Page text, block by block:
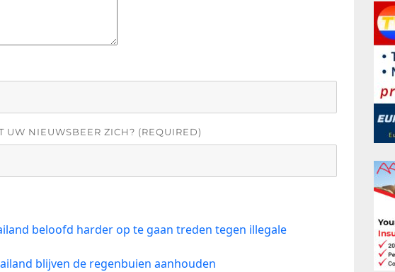
NIEUWSBEER ZICH? (REQUIRED)
beloofd harder op te gaan treden tegen illegale
blijven de regenbuien aanhouden